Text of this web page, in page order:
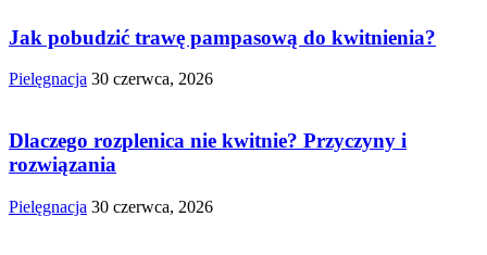
Jak pobudzić trawę pampasową do kwitnienia?
Pielęgnacja 30 czerwca, 2026
Dlaczego rozplenica nie kwitnie? Przyczyny i
rozwiązania
Pielęgnacja 30 czerwca, 2026